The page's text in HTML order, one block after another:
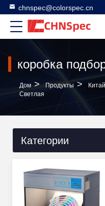
chnspec@colorspec.cn
коробка
Дом > Продукты >
Светлая
Категории